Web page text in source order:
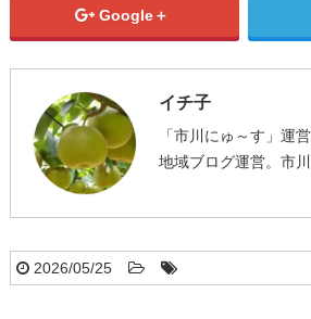
Google＋
イチ子
「市川にゅ～す」運
地域ブログ運営。市川
2026/05/25